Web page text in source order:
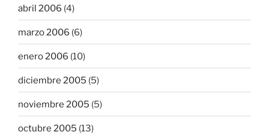
abril 2006 (4)
marzo 2006 (6)
enero 2006 (10)
diciembre 2005 (5)
noviembre 2005 (5)
octubre 2005 (13)